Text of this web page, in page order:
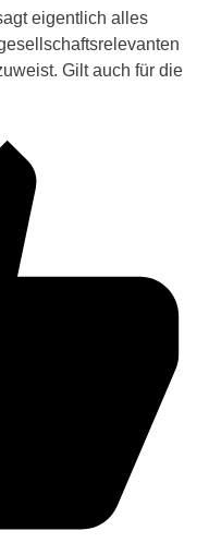
eigentlich alles
Gilt auch für die